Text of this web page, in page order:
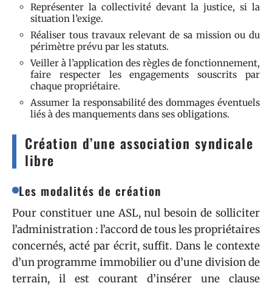
Représenter la collectivité devant la justice, si la
situation l’exige.
Réaliser tous travaux relevant de sa mission ou du
périmètre prévu par les statuts.
Veiller à l’application des règles de fonctionnement,
faire respecter les engagements souscrits par
chaque propriétaire.
Assumer la responsabilité des dommages éventuels
liés à des manquements dans ses obligations.
Création d’une association syndicale
libre
Les modalités de création
Pour constituer une ASL, nul besoin de solliciter
l’administration : l’accord de tous les propriétaires
concernés, acté par écrit, suffit. Dans le contexte
d’un programme immobilier ou d’une division de
terrain, il est courant d’insérer une clause